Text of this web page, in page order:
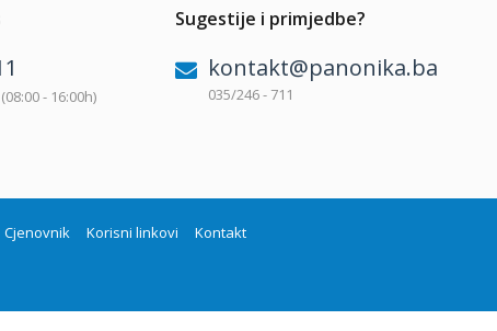
- 16:00h)
Sugestije i primjedbe?
kontakt@panonika.ba
035/246 - 711
Cjenovnik Korisni linkovi Kontakt